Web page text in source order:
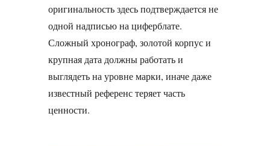
оригинальность здесь подтверждается не
одной надписью на циферблате.
Сложный хронограф, золотой корпус и
крупная дата должны работать и
выглядеть на уровне марки, иначе даже
известный референс теряет часть
ценности.